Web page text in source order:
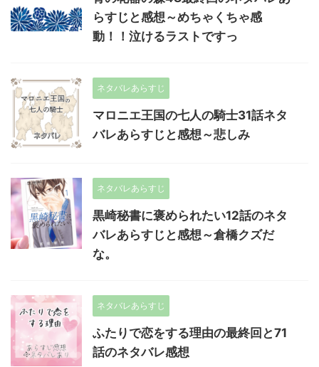
らすじと感想～めちゃくちゃ感
動！！泣けるラストですっ
ネタバレあらすじ
マロニエ王国の七人の騎士31話ネタ
バレあらすじと感想～悲しみ
ネタバレあらすじ
黒崎秘書に褒められたい12話のネタ
バレあらすじと感想～倉橋クズだ
な。
ネタバレあらすじ
ふたりで恋をする理由の最終回と71
話のネタバレ感想